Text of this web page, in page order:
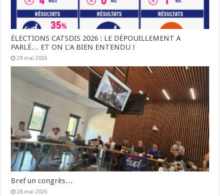
ÉLECTIONS CATSDIS 2026 : LE DÉPOUILLEMENT A
PARLÉ… ET ON L’A BIEN ENTENDU !
29 mai 2026
Bref un congrès…
28 mai 2026